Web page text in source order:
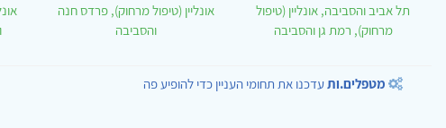
תל אביב והסביבה, אונליין (טיפול
מרחוק), רמת גן והסביבה
אונליין (טיפול מרחוק), פרדס חנה
והסביבה
מטפלים.ותעדכנו את תחומי העניין כדי להופיע פה